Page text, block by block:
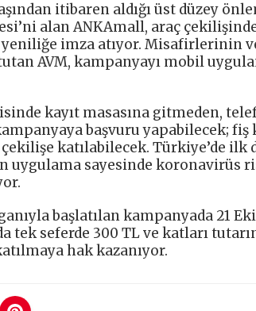
itibaren aldığı üst düzey
alan ANKAmall, araç
imza atıyor. Misafirlerinin
AVM, kampanyayı mobil
kayıt masasına gitmeden,
başvuru yapabilecek; fiş
katılabilecek. Türkiye’de ilk
uygulama sayesinde koronavirüs
başlatılan kampanyada 21
tek seferde 300 TL ve katları
hak kazanıyor.